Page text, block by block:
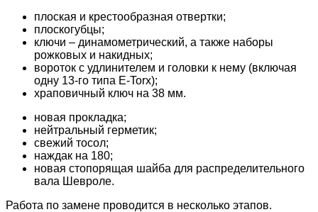
плоская и крестообразная отвертки;
плоскогубцы;
ключи – динамометрический, а также наборы
рожковых и накидных;
вороток с удлинителем и головки к нему (включая
одну 13-го типа E-Torx);
храповичный ключ на 38 мм.
новая прокладка;
нейтральный герметик;
свежий тосол;
наждак на 180;
новая стопорящая шайба для распределительного
вала Шевроле.
Работа по замене проводится в несколько этапов.